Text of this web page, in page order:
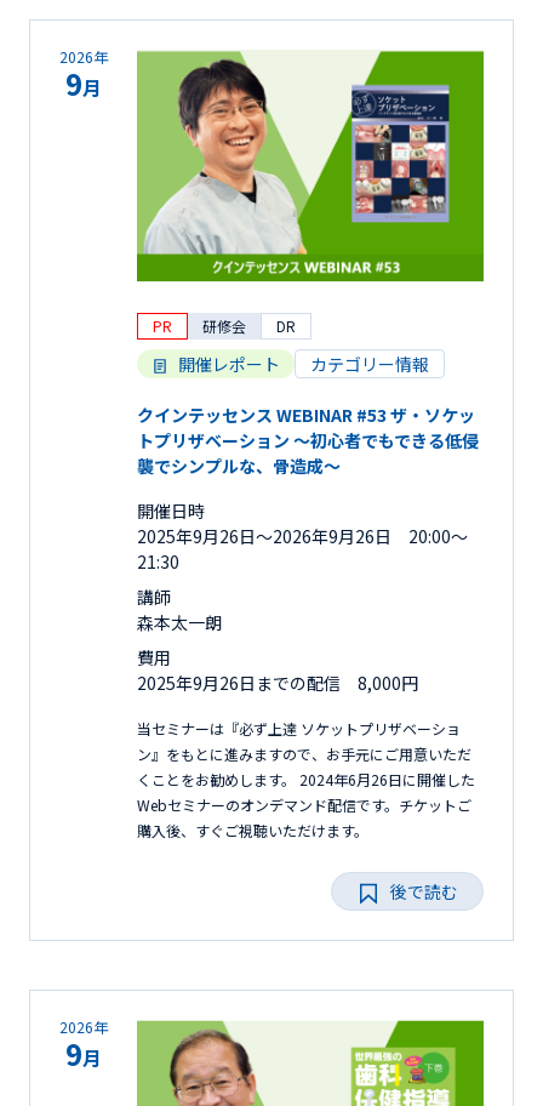
2026年
9月
PR 研修会 DR
開催レポート カテゴリー情報
クインテッセンス WEBINAR #53 ザ・ソケッ
トプリザベーション 〜初心者でもできる低侵
襲でシンプルな、骨造成〜
開催日時
2025年9月26日〜2026年9月26日 20:00～
21:30
講師
森本太一朗
費用
2025年9月26日までの配信 8,000円
当セミナーは『必ず上達 ソケットプリザベーショ
ン』をもとに進みますので、お手元にご用意いただ
くことをお勧めします。 2024年6月26日に開催した
Webセミナーのオンデマンド配信です。チケットご
購入後、すぐご視聴いただけます。
後で読む
2026年
9月